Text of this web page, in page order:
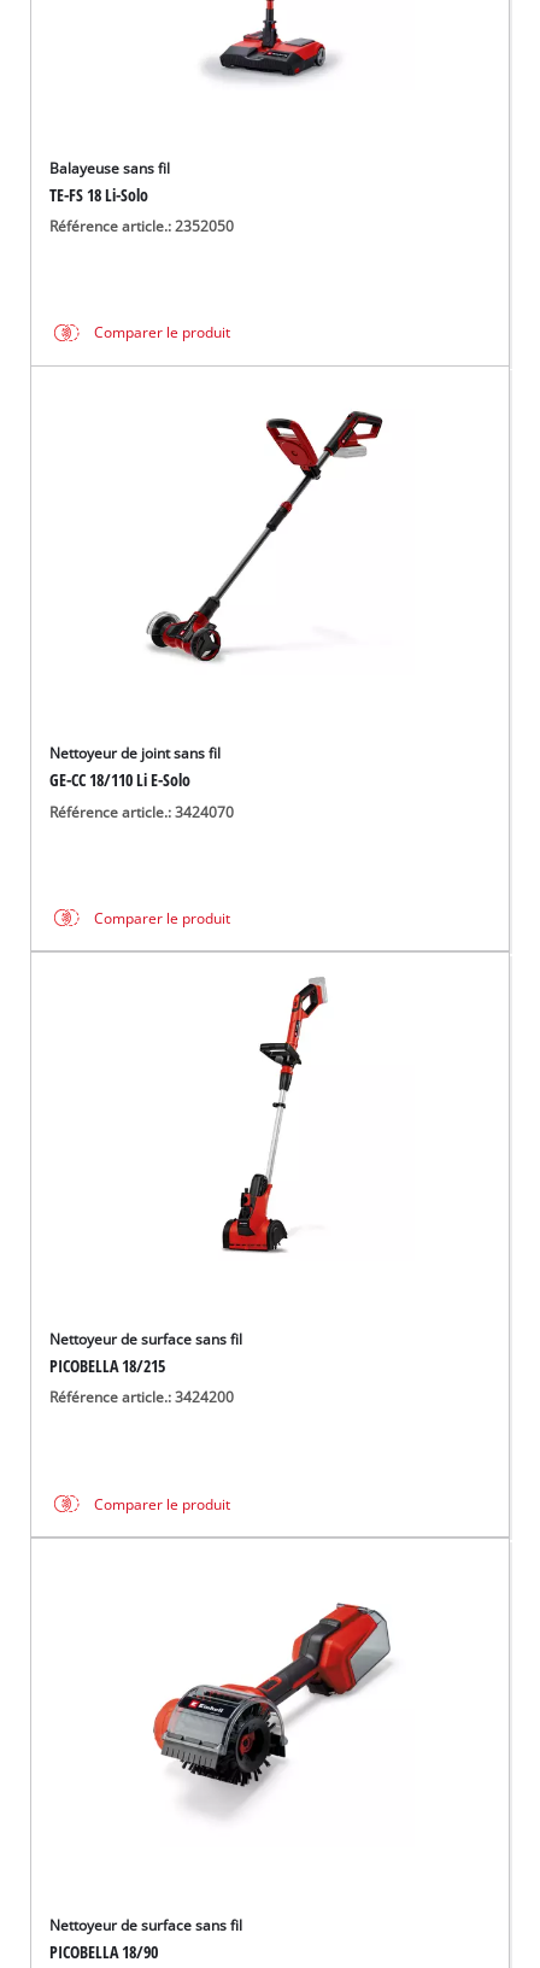
Balayeuse sans fil
TE-FS 18 Li-Solo
Référence article.: 2352050
Comparer le produit
Nettoyeur de joint sans fil
GE-CC 18/110 Li E-Solo
Référence article.: 3424070
Comparer le produit
Nettoyeur de surface sans fil
PICOBELLA 18/215
Référence article.: 3424200
Comparer le produit
Nettoyeur de surface sans fil
PICOBELLA 18/90